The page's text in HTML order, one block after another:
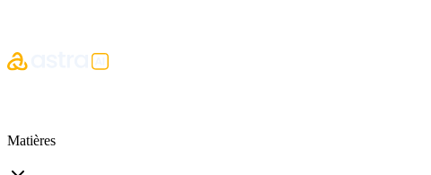
Matières